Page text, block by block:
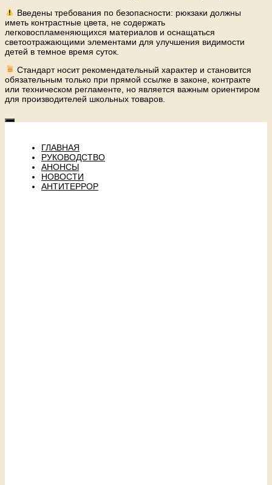
Введены требования по безопасности: рюкзаки должны
иметь контрастные цвета, не содержать
легковоспламеняющихся материалов и оснащаться
светоотражающими элементами для улучшения видимости
детей в темное время суток.
Стандарт носит рекомендательный характер и становится
обязательным только при прямой ссылке в законе, контракте
или техническом регламенте, но является важным ориентиром
для производителей школьных товаров.
ГЛАВНАЯ
РУКОВОДСТВО
АНОНСЫ
НОВОСТИ
АНТИТЕРРОР